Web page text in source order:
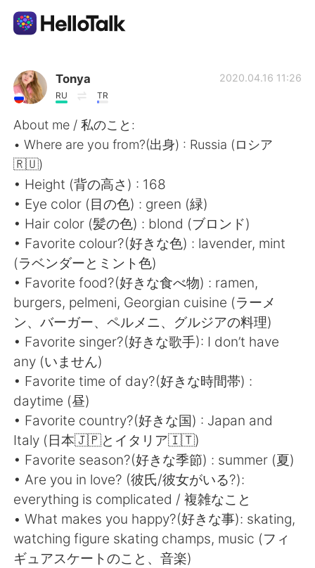
語学交換アプリ
AI Grammar Checker
日本語
English 简体中文
繁體中文 Español
العربية Français
Deutsch 한국어
Русский
Indonesia Italiano
Türkçe Tiếng Việt
Português
Tonya
RU TR
2020.04.16 11:26
About me / 私のこと:
• Where are you from?(出身) : Russia (ロシア
🇷🇺)
• Height (背の高さ) : 168
• Eye color (目の色) : green (緑)
• Hair color (髪の色) : blond (ブロンド)
• Favorite colour?(好きな色) : lavender, mint
(ラベンダーとミント色)
• Favorite food?(好きな食べ物) : ramen,
burgers, pelmeni, Georgian cuisine (ラーメ
ン、バーガー、ペルメニ、グルジアの料理)
• Favorite singer?(好きな歌手): I don’t have
any (いません)
• Favorite time of day?(好きな時間帯) :
daytime (昼)
• Favorite country?(好きな国) : Japan and
Italy (日本🇯🇵とイタリア🇮🇹)
• Favorite season?(好きな季節) : summer (夏)
• Are you in love? (彼氏/彼女がいる?):
everything is complicated / 複雑なこと
• What makes you happy?(好きな事): skating,
watching figure skating champs, music (フィ
ギュアスケートのこと、音楽)